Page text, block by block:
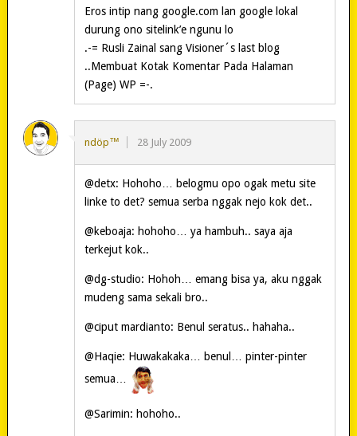
Eros intip nang google.com lan google lokal
durung ono sitelink’e ngunu lo
.-= Rusli Zainal sang Visioner´s last blog
..Membuat Kotak Komentar Pada Halaman
(Page) WP =-.
ndöp™ 28 July 2009
@detx: Hohoho… belogmu opo ogak metu site
linke to det? semua serba nggak nejo kok det..
@keboaja: hohoho… ya hambuh.. saya aja
terkejut kok..
@dg-studio: Hohoh… emang bisa ya, aku nggak
mudeng sama sekali bro..
@ciput mardianto: Benul seratus.. hahaha..
@Haqie: Huwakakaka… benul… pinter-pinter
semua…
@Sarimin: hohoho..